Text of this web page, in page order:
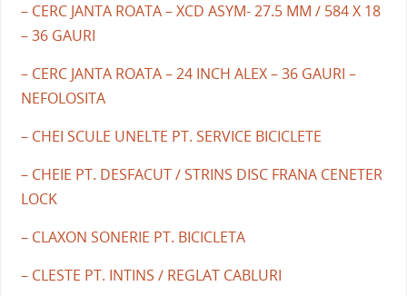
– CERC JANTA ROATA – XCD ASYM- 27.5 MM / 584 X 18
– 36 GAURI
– CERC JANTA ROATA – 24 INCH ALEX – 36 GAURI –
NEFOLOSITA
– CHEI SCULE UNELTE PT. SERVICE BICICLETE
– CHEIE PT. DESFACUT / STRINS DISC FRANA CENETER
LOCK
– CLAXON SONERIE PT. BICICLETA
– CLESTE PT. INTINS / REGLAT CABLURI